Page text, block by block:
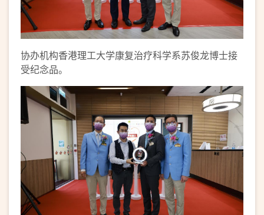
协办机构香港理工大学康复治疗科学系苏俊龙博士接
受纪念品。